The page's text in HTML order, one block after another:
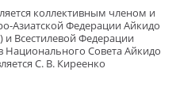
коллективным членом и
Азиатской Федерации Айкидо
Всестилевой Федерации
Национального Совета Айкидо
С. В. Киреенко